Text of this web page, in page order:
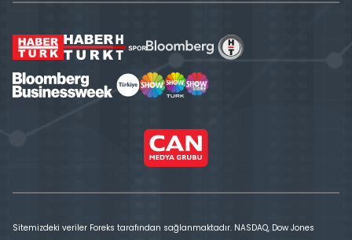
Sitemizdeki veriler Foreks tarafından sağlanmaktadır. NASDAQ, Dow Jones